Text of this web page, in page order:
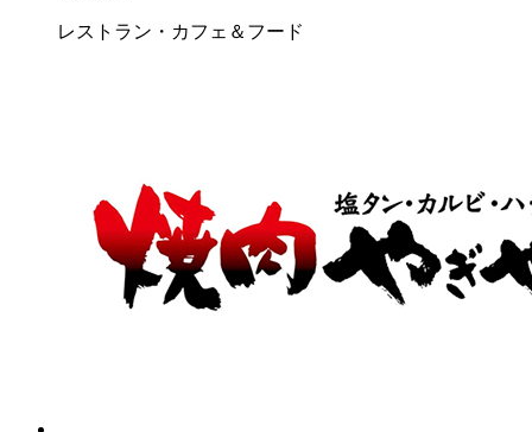
レストラン・カフェ＆フード